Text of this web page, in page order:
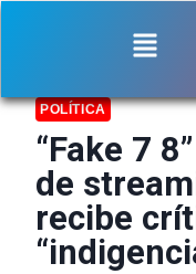
POLÍTICA
“Fake 7
de
recibe